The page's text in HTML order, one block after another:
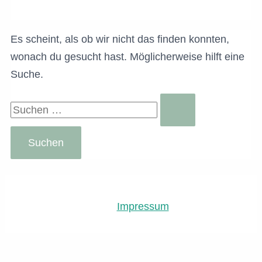
Es scheint, als ob wir nicht das finden konnten,
wonach du gesucht hast. Möglicherweise hilft eine
Suche.
Suchen
nach:
Impressum